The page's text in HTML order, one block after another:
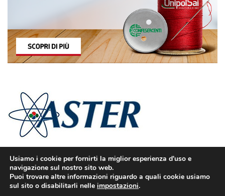
Usiamo i cookie per fornirti la miglior esperienza d'uso e
navigazione sul nostro sito web.
Puoi trovare altre informazioni riguardo a quali cookie usiamo
sul sito o disabilitarli nelle impostazioni.